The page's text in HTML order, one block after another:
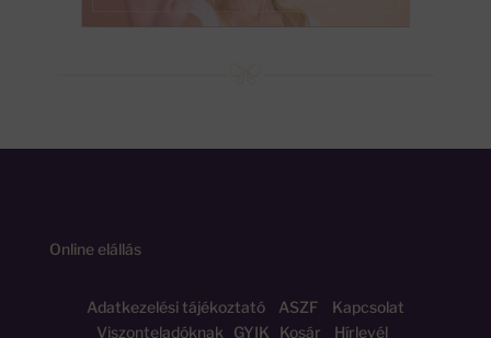
Online elállás
Adatkezelési tájékoztatóASZF
Kapcsolat
Viszonteladóknak
GYIK Kosár Hírlevél